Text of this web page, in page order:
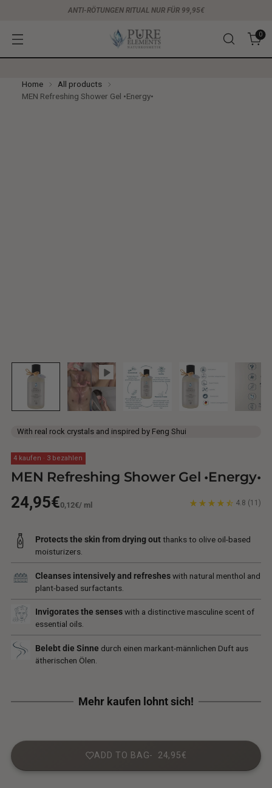
ANTI-RÖTUNGEN RITUAL NUR FÜR 99,95€
0
Home
All products
MEN Refreshing Shower Gel •Energy•
With real rock crystals and inspired by Feng Shui
4 kaufen · 3 bezahlen
MEN Refreshing Shower Gel •Energy•
Regular
24,95€Unit
0,12€/ per
ml 4.8 (11)
Protects the skin from drying outthanks to olive oil-based
moisturizers.
Cleanses intensively and refresheswith natural menthol and
plant-based surfactants.
Invigorates the senseswith a distinctive masculine scent of
essential oils.
Belebt die Sinne durch einen markant-männlichen Duft aus
ätherischen Ölen.
ADD TO BAG 24,95€